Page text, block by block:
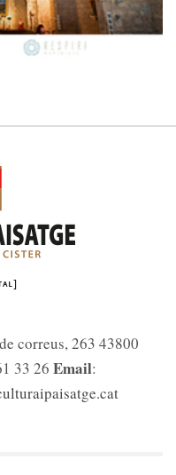
correus, 263 43800
33 26 Email: